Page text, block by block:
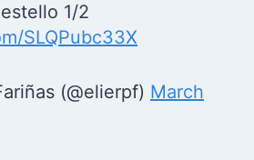
1/2
SLQPubc33X
(@elierpf) March